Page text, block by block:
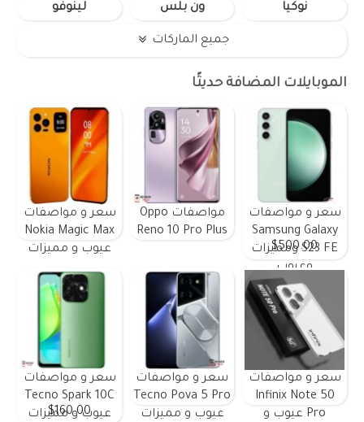
نوكيا ون بلس لينوفو
جميع الماركات
الموبايلات المضافة حديثًا
سعر و مواصفات
Samsung Galaxy
S23 FE ومميزات
وعيوب
$500.00
مواصفات Oppo
Reno 10 Pro Plus
سعر و مواصفات
Nokia Magic Max
عيوب و مميزات
سعر و مواصفات
Infinix Note 50
Pro عيوب و
سعر و مواصفات
Tecno Pova 5 Pro
عيوب و مميزات
سعر و مواصفات
Tecno Spark 10C
عيوب و مميزات
$160.00